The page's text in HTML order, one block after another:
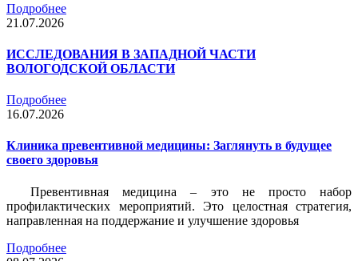
Подробнее
21.07.2026
ИССЛЕДОВАНИЯ В ЗАПАДНОЙ ЧАСТИ
ВОЛОГОДСКОЙ ОБЛАСТИ
Подробнее
16.07.2026
Клиника превентивной медицины: Заглянуть в будущее
своего здоровья
Превентивная медицина – это не просто набор
профилактических мероприятий. Это целостная стратегия,
направленная на поддержание и улучшение здоровья
Подробнее